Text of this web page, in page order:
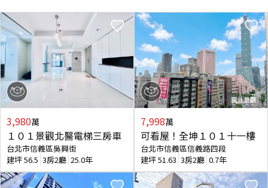
3,980萬
１０１景觀北醫電梯三房車
台北市信義區吳興街
建坪56.5 3房2廳 25.0年
7,998萬
可看屋！全坤１０１十一樓
台北市信義區信義路四段
建坪51.63 3房2廳 0.7年